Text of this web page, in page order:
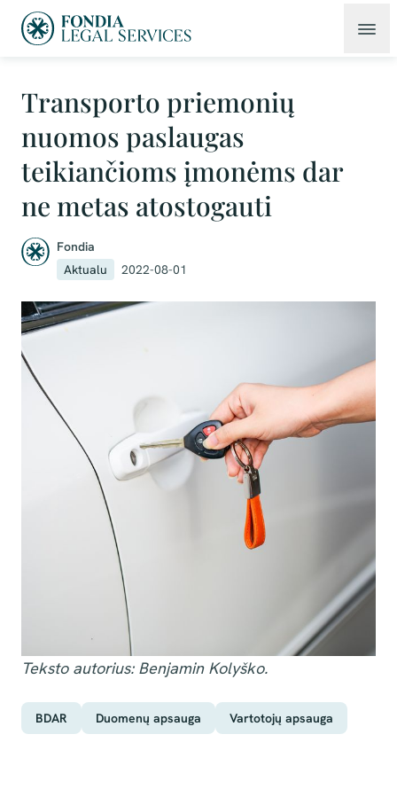
Transporto priemonių
nuomos paslaugas
teikiančioms įmonėms dar
ne metas atostogauti
Fondia
Aktualu
2022-08-01
Teksto autorius: Benjamin Kolyško.
BDAR Duomenų apsauga Vartotojų apsauga